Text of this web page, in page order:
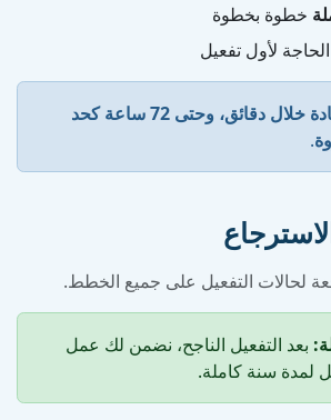
خطوة بخطوة
لأول تفعيل
عادة خلال دقائق، وحتى 72 ساعة كحد
.
لحالات التفعيل على جميع الخطط.
بعد التفعيل الناجح، نضمن لك عمل
لمدة سنة كاملة.